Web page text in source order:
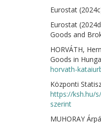
Eurostat
Eurostat
Goods and
HORVÁTH,
Goods in
horvath-
Központi
https://ksh.hu/
szerint
MUHORAY